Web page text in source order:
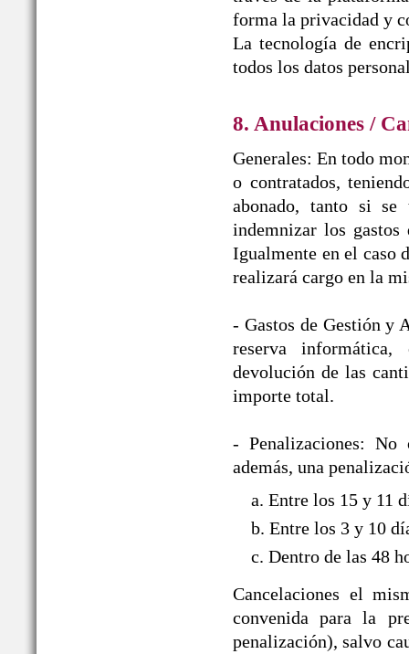
forma la privacidad y
La tecnología de
todos los datos
8. Anulaciones /
Generales: En todo
o contratados,
abonado, tanto si
indemnizar los
Igualmente en el caso
realizará cargo en la
- Gastos de Gestión y
reserva
devolución de las
importe total.
- Penalizaciones: No
además, una
a. Entre los 15 y 11
b. Entre los 3 y 10
c. Dentro de las 48
Cancelaciones el
convenida para la
penalización), salvo